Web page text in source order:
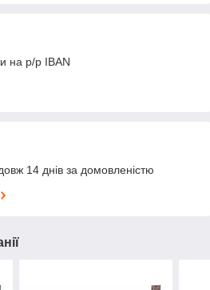
на р/р IBAN
14 днів за домовленістю